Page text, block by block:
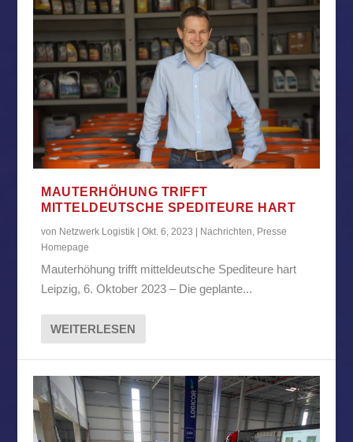
MAUTERHÖHUNG TRIFFT
MITTELDEUTSCHE SPEDITEURE HART
von Netzwerk Logistik |Okt. 6, 2023 Nachrichten, Presse
Homepage
Mauterhöhung trifft mitteldeutsche Spediteure hart
Leipzig, 6. Oktober 2023 – Die geplante...
WEITERLESEN